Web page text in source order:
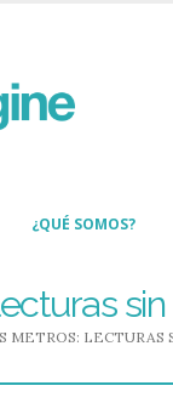
¿QUÉ SOMOS?
METROS: LECTURAS